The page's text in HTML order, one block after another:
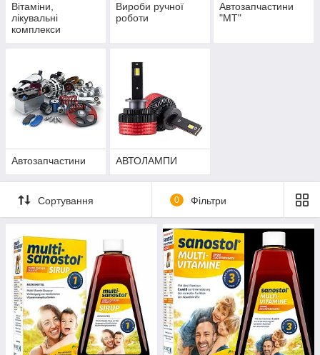
Вітаміни,
лікувальні
комплекси
Вироби ручної
роботи
Автозапчастини
"МТ"
Автозапчастини АВТОЛАМПИ
Сортування 0 Фільтри